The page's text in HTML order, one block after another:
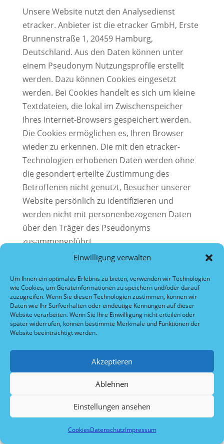
Einwilligung verwalten
Um Ihnen ein optimales Erlebnis zu bieten, verwenden wir Technologien
wie Cookies, um Geräteinformationen zu speichern und/oder darauf
zuzugreifen. Wenn Sie diesen Technologien zustimmen, können wir
Daten wie Ihr Surfverhalten oder eindeutige Kennungen auf dieser
Website verarbeiten. Wenn Sie Ihre Einwilligung nicht erteilen oder
später widerrufen, können bestimmte Merkmale und Funktionen der
Website beeinträchtigt werden.
Akzeptieren
Ablehnen
Einstellungen ansehen
CookiesDatenschutzImpressum
Unsere Website nutzt den Analysedienst
etracker. Anbieter ist die etracker GmbH, Erste
Brunnenstraße 1, 20459 Hamburg,
Deutschland. Aus den Daten können unter
einem Pseudonym Nutzungsprofile erstellt
werden. Dazu können Cookies eingesetzt
werden. Bei Cookies handelt es sich um kleine
Textdateien, die lokal im Zwischenspeicher
Ihres Internet-Browsers gespeichert werden.
Die Cookies ermöglichen es, Ihren Browser
wieder zu erkennen. Die mit den etracker-
Technologien erhobenen Daten werden ohne
die gesondert erteilte Zustimmung des
Betroffenen nicht genutzt, Besucher unserer
Website persönlich zu identifizieren und
werden nicht mit personenbezogenen Daten
über den Träger des Pseudonyms
zusammengeführt.
etracker-Cookies verbleiben auf Ihrem
Endgerät, bis Sie sie löschen.
Die Speicherung von etracker-Cookies erfolgt
auf Grundlage von Art. 6 Abs. 1 lit. f DSGVO.
Der Websitebetreiber hat ein berechtigtes
Interesse an der anonymisierten Analyse des
Nutzerverhaltens, um sowohl sein Webangebot
als auch seine Werbung zu optimieren.
Der Datenerhebung und -speicherung können
widersprechen. Um einer Datenerhebung und -
speicherung Ihrer Besucherdaten für die